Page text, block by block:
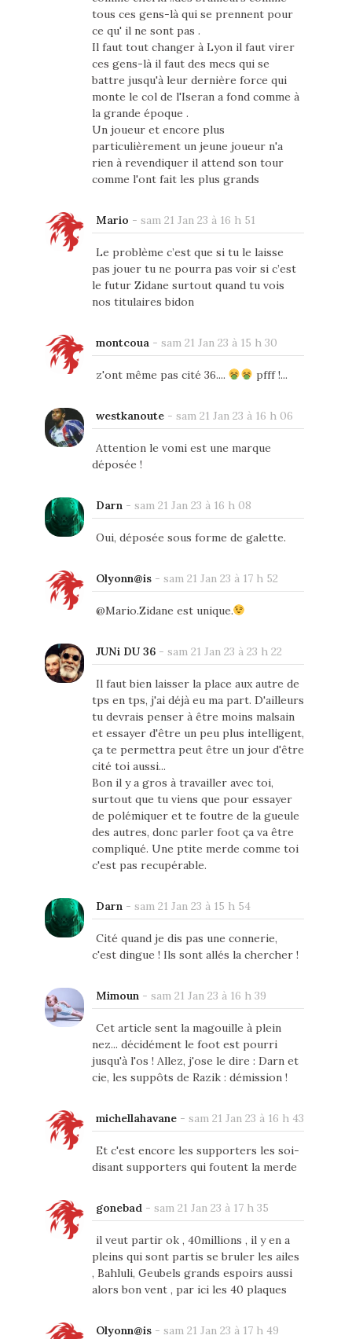
tous ces gens-là qui se prennent pour
ce qu' il ne sont pas .
Il faut tout changer à Lyon il faut virer
ces gens-là il faut des mecs qui se
battre jusqu'à leur dernière force qui
monte le col de l'Iseran a fond comme à
la grande époque .
Un joueur et encore plus
particulièrement un jeune joueur n'a
rien à revendiquer il attend son tour
comme l'ont fait les plus grands
Mario - sam 21 Jan 23 à 16 h 51
Le problème c’est que si tu le laisse
pas jouer tu ne pourra pas voir si c’est
le futur Zidane surtout quand tu vois
nos titulaires bidon
montcoua- sam 21 Jan 23 à 15 h 30
z'ont même pas cité 36.... pfff !...
westkanoute- sam 21 Jan 23 à 16 h 06
Attention le vomi est une marque
déposée !
Darn- sam 21 Jan 23 à 16 h 08
Oui, déposée sous forme de galette.
Olyonn@is- sam 21 Jan 23 à 17 h 52
@Mario.Zidane est unique.
JUNi DU 36- sam 21 Jan 23 à 23 h 22
Il faut bien laisser la place aux autre de
tps en tps, j'ai déjà eu ma part. D'ailleurs
tu devrais penser à être moins malsain
et essayer d'être un peu plus intelligent,
ça te permettra peut être un jour d'être
cité toi aussi...
Bon il y a gros à travailler avec toi,
surtout que tu viens que pour essayer
de polémiquer et te foutre de la gueule
des autres, donc parler foot ça va être
compliqué. Une ptite merde comme toi
c'est pas recupérable.
Darn- sam 21 Jan 23 à 15 h 54
Cité quand je dis pas une connerie,
c'est dingue ! Ils sont allés la chercher !
Mimoun- sam 21 Jan 23 à 16 h 39
Cet article sent la magouille à plein
nez... décidément le foot est pourri
jusqu'à l'os ! Allez, j'ose le dire : Darn et
cie, les suppôts de Razik : démission !
michellahavane- sam 21 Jan 23 à 16 h 43
Et c'est encore les supporters les soi-
disant supporters qui foutent la merde
gonebad- sam 21 Jan 23 à 17 h 35
il veut partir ok , 40millions , il y en a
pleins qui sont partis se bruler les ailes
, Bahluli, Geubels grands espoirs aussi
alors bon vent , par ici les 40 plaques
Olyonn@is- sam 21 Jan 23 à 17 h 49